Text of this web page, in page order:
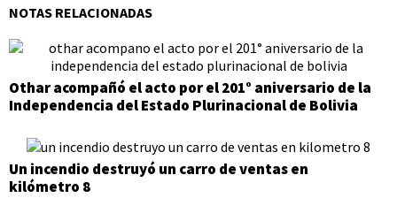
NOTAS RELACIONADAS
Othar acompañó el acto por el 201° aniversario de la
Independencia del Estado Plurinacional de Bolivia
Un incendio destruyó un carro de ventas en
kilómetro 8